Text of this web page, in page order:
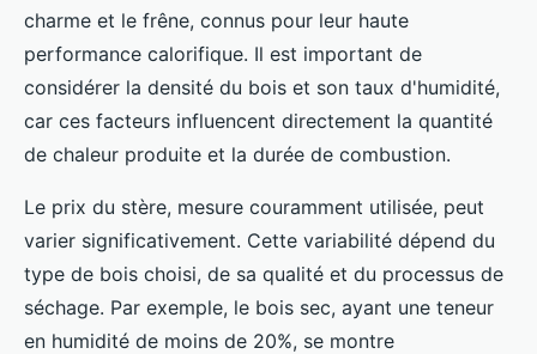
charme et le frêne, connus pour leur haute
performance calorifique. Il est important de
considérer la densité du bois et son taux d'humidité,
car ces facteurs influencent directement la quantité
de chaleur produite et la durée de combustion.
Le prix du stère, mesure couramment utilisée, peut
varier significativement. Cette variabilité dépend du
type de bois choisi, de sa qualité et du processus de
séchage. Par exemple, le bois sec, ayant une teneur
en humidité de moins de 20%, se montre